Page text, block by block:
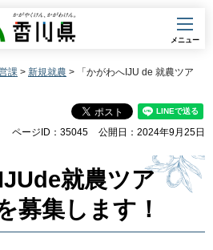
香川県
メニュー
課 > 新規就農 > 「かがわへIJU de 就農ツア
ページID：35045 公開日：2024年9月25日
就農ツア
募集します！